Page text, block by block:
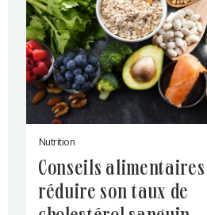
Nutrition
conseils alimentaires pour
réduire son taux de